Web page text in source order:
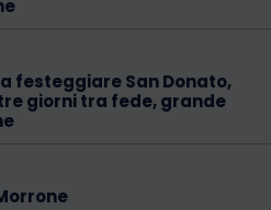
festeggiare San Donato,
giorni tra fede, grande